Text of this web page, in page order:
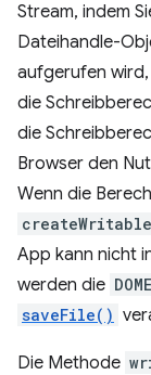
Stream, indem
Dateihandle-
aufgerufen
die
die
Browser den
Wenn die
App kann nicht
werden die
saveFile()
Die Methode